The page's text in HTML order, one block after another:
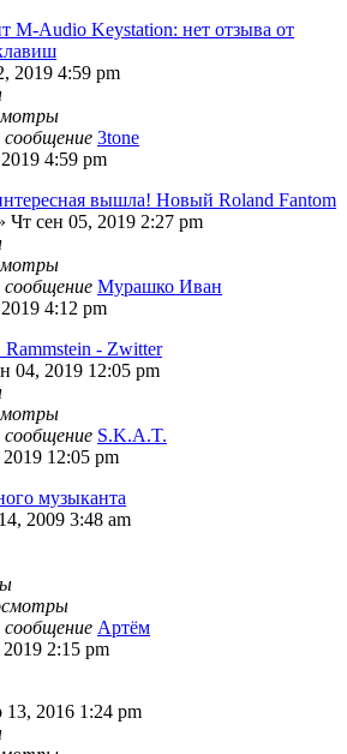
M-Аudio Keystation: нет отзыва от
2019 4:59 pm
сообщение 3tone
4:59 pm
вышла! Новый Roland Fantom
Чт сен 05, 2019 2:27 pm
сообщение Мурашко Иван
4:12 pm
Rammstein - Zwitter
04, 2019 12:05 pm
сообщение S.K.A.T.
12:05 pm
музыканта
2009 3:48 am
сообщение Артём
2:15 pm
13, 2016 1:24 pm